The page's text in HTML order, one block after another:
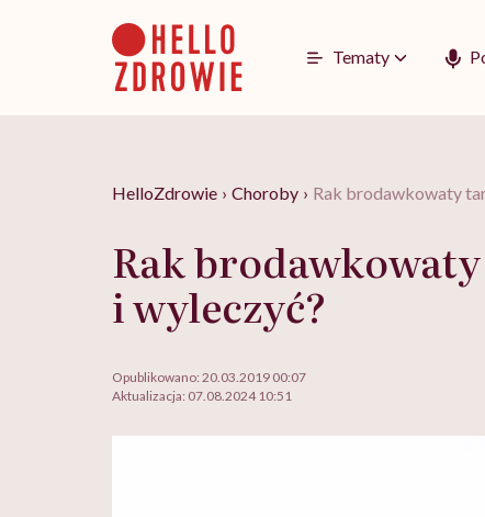
Tematy
HelloZdrowie › Choroby › Rak brodawkowaty
Rak
i wyleczyć?
Opublikowano: 20.03.2019 00:07
Aktualizacja: 07.08.2024 10:51